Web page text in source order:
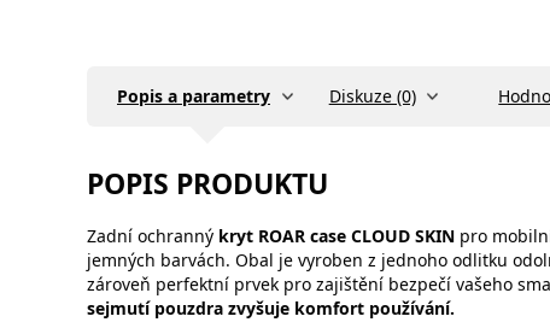
Popis a parametry Diskuze (0)
POPIS PRODUKTU
Zadní ochranný kryt ROAR case CLOUD SKIN pro
jemných barvách. Obal je vyroben z jednoho odlitku
zároveň perfektní prvek pro zajištění bezpečí vašeho
sejmutí pouzdra zvyšuje komfort používání.